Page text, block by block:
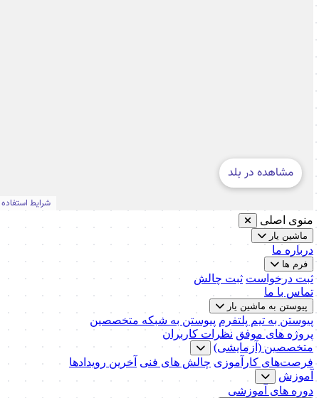
منوی اصلی
ماشین یار
درباره ما
فرم ها
ثبت درخواست ثبت چالش
تماس با ما
پیوستن به ماشین یار
پیوستن به تیم پلتفرم پیوستن به شبکه متخصصین
پروژه های موفق نظرات کاربران
متخصصین (آزمایشی)
فرصت‌های کارآموزی چالش های فنی آخرین رویدادها
آموزش
دوره های آموزشی